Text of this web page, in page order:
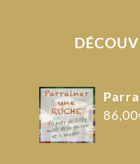
86,00